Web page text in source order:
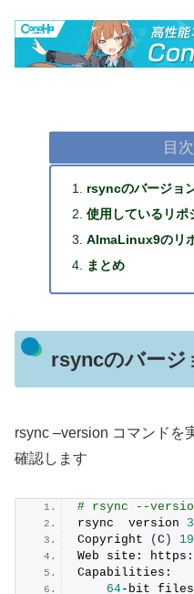
目次
rsyncのバージョ
使用しているリポ
AlmaLinux9のリ
まとめ
rsyncのバージ
rsync –version コマンドを
確認します
# rsync --
rsync  version
Copyright
( C )
Web site: https:
Capabilities:
64-bit